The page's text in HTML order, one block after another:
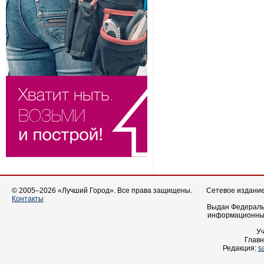
© 2005–2026 «Лучший Город». Все права защищены.
Контакты
Сетевое
Выдан
Редакция: